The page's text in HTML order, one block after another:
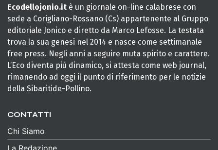
Ecodellojonio.it è un giornale on-line calabrese con
sede a Corigliano-Rossano (Cs) appartenente al Gruppo
editoriale Jonico e diretto da Marco Lefosse. La testata
trova la sua genesi nel 2014 e nasce come settimanale
free press. Negli anni a seguire muta spirito e carattere.
L’Eco diventa più dinamico, si attesta come web journal,
rimanendo ad oggi il punto di riferimento per le notizie
della Sibaritide-Pollino.
CONTATTI
Chi Siamo
La Redazione